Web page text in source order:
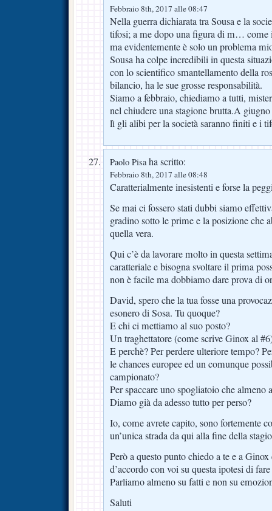
Febbraio 8th, 2017 alle 08:47
Nella guerra dichiarata tra Sousa e la
tifosi; a me dopo una figura di m… come
ma evidentemente è solo un problema
Sousa ha colpe incredibili in questa
con lo scientifico smantellamento della
bilancio, ha le sue grosse responsabilità.
Siamo a febbraio, chiediamo a tutti,
nel chiudere una stagione brutta.A
lì gli alibi per la società saranno finiti e i
Paolo Pisaha scritto:
Febbraio 8th, 2017 alle 08:48
Caratterialmente inesistenti e forse la
Se mai ci fossero stati dubbi siamo
gradino sotto le prime e la posizione che
quella vera.
Qui c’è da lavorare molto in questa
caratteriale e bisogna svoltare il prima
non è facile ma dobbiamo dare prova di
David, spero che la tua fosse una
esonero di Sosa. Tu quoque?
E chi ci mettiamo al suo posto?
Un traghettatore (come scrive Ginox al
E perchè? Per perdere ulteriore tempo?
le chances europee ed un comunque
campionato?
Per spaccare uno spogliatoio che almeno
Diamo già da adesso tutto per perso?
Io, come avrete capito, sono fortemente
un’unica strada da qui alla fine della
Però a questo punto chiedo a te e a
d’accordo con voi su questa ipotesi di
Parliamo almeno su fatti e non su
Saluti